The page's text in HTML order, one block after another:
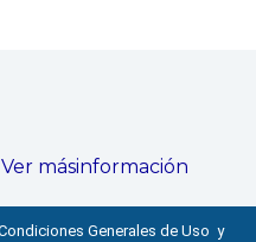
Generales de Uso y